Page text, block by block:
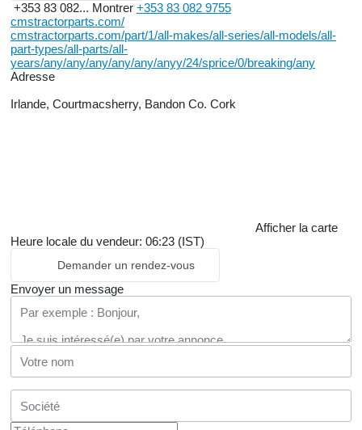
+353 83 082... Montrer +353 83 082 9755
cmstractorparts.com/
cmstractorparts.com/part/1/all-makes/all-series/all-models/all-
part-types/all-parts/all-
years/any/any/any/any/any/anyy/24/sprice/0/breaking/any
Adresse
Irlande, Courtmacsherry, Bandon Co. Cork
Afficher la carte
Heure locale du vendeur: 06:23 (IST)
Demander un rendez-vous
Envoyer un message